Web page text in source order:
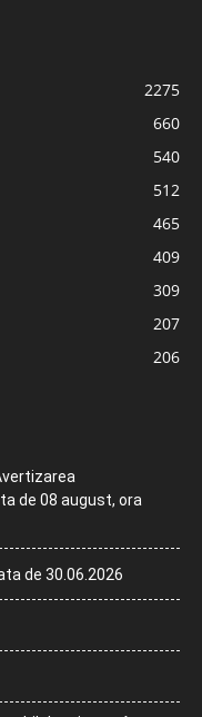
2275
660
540
512
465
409
309
207
206
de 08 august, ora
de 30.06.2026